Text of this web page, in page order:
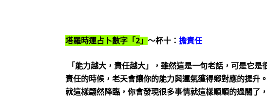
塔羅時運占卜數字「2 」～杯十：擔責任
「能力越大，責任越大」，雖然這是一句老話，可是它
責任的時候，老天會讓你的能力與運氣獲得鄉對應的提升
就這樣翩然降臨，你會發現很多事情就這樣順順的過關了